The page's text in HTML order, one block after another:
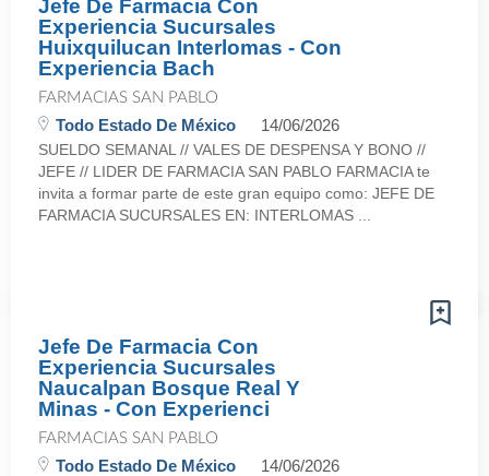
Jefe De Farmacia Con
Experiencia Sucursales
Huixquilucan Interlomas - Con
Experiencia Bach
FARMACIAS SAN PABLO
Todo Estado De México 14/06/2026
SUELDO SEMANAL // VALES DE DESPENSA Y BONO //
JEFE // LIDER DE FARMACIA SAN PABLO FARMACIA te
invita a formar parte de este gran equipo como: JEFE DE
FARMACIA SUCURSALES EN: INTERLOMAS ...
Jefe De Farmacia Con
Experiencia Sucursales
Naucalpan Bosque Real Y
Minas - Con Experienci
FARMACIAS SAN PABLO
Todo Estado De México 14/06/2026